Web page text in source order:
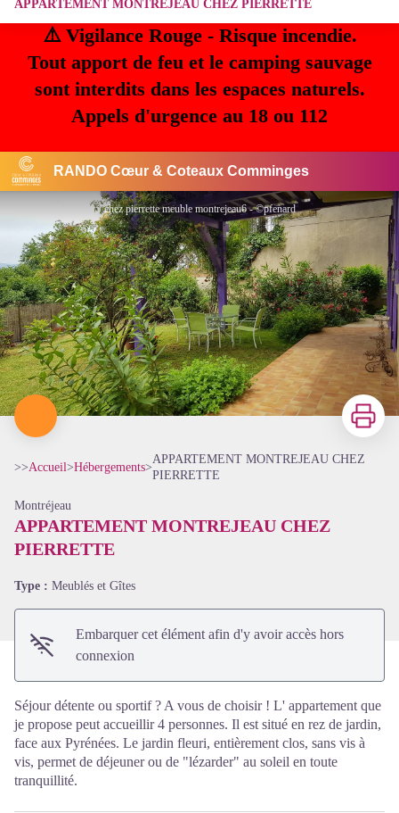
⚠️ Vigilance Rouge - Risque incendie.
Tout apport de feu et le camping sauvage
sont interdits dans les espaces naturels.
Appels d'urgence au 18 ou 112
RANDO Cœur & Coteaux Comminges
APPARTEMENT MONTREJEAU CHEZ PIERRETTE
chez pierrette meuble montrejeau6 - ©pfenard
Imprimer
>>Accueil>Hébergements>
APPARTEMENT MONTREJEAU CHEZ
PIERRETTE
Montréjeau
APPARTEMENT MONTREJEAU CHEZ
PIERRETTE
Type : Meublés et Gîtes
Embarquer cet élément afin d'y avoir accès hors
connexion
Séjour détente ou sportif ? A vous de choisir ! L' appartement que
je propose peut accueillir 4 personnes. Il est situé en rez de jardin,
face aux Pyrénées. Le jardin fleuri, entièrement clos, sans vis à
vis, permet de déjeuner ou de "lézarder" au soleil en toute
tranquillité.